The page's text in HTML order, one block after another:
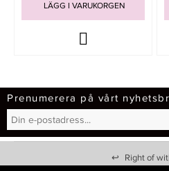
LÄGG I VARUKORGEN
Prenumerera på vårt
↩ Right of